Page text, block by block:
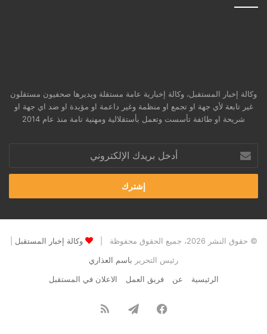
وكالة إخبار المستقبل، وكالة إخبارية عامة مستقلة ويديرها صحفيون مستقلون
غير تابعة لأي جهة او تجمع او منظمة وغير داعمة او مؤيدة او ضد اي جهة او
شريحة او طائفة تأسست وتعمل بأستقلالية ومهنية تامة منذ عام 2014
بريدك
الإلكتروني
© حقوق النشر 2026، جميع الحقوق محفوظة | وكالة إخبار المستقبل
رئيس التحرير باسم العذاري
الرئيسية
عن فريق العمل الاعلان في المستقبل
فيسبوكتيلقرامملخص